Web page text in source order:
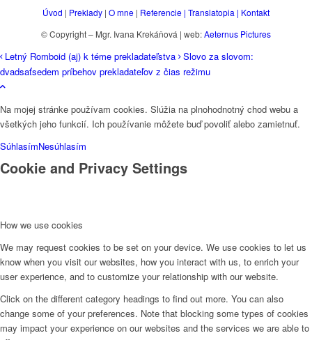
Úvod | Preklady | O mne | Referencie | Translatopia | Kontakt
© Copyright – Mgr. Ivana Krekáňová | web:Aeternus Pictures
Letný Romboid (aj) k téme prekladateľstva Slovo za slovom:
dvadsaťsedem príbehov prekladateľov z čias režimu
Na mojej stránke používam cookies. Slúžia na plnohodnotný chod webu a
všetkých jeho funkcií. Ich používanie môžete buď povoliť alebo zamietnuť.
SúhlasímNesúhlasím
Cookie and Privacy Settings
How we use cookies
We may request cookies to be set on your device. We use cookies to let us
know when you visit our websites, how you interact with us, to enrich your
user experience, and to customize your relationship with our website.
Click on the different category headings to find out more. You can also
change some of your preferences. Note that blocking some types of cookies
may impact your experience on our websites and the services we are able to